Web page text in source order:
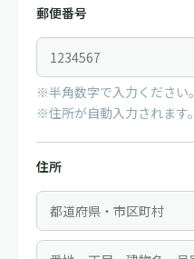
郵便番号
※半角数字で入力ください。
※住所が自動入力されます。
住所